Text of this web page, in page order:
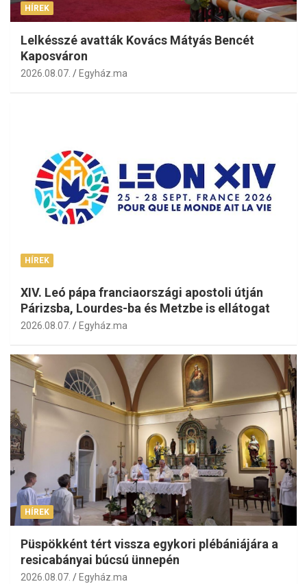
HÍREK
Lelkésszé avatták Kovács Mátyás Bencét
Kaposváron
2026.08.07. Egyház.ma
HÍREK
XIV. Leó pápa franciaországi apostoli útján
Párizsba, Lourdes-ba és Metzbe is ellátogat
2026.08.07. Egyház.ma
HÍREK
Püspökként tért vissza egykori plébániájára a
resicabányai búcsú ünnepén
2026.08.07. Egyház.ma